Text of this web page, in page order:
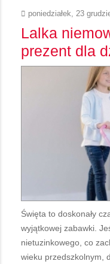
poniedziałek, 23
Lalka
prezent dla
Święta to doskonały
wyjątkowej zabawki.
nietuzinkowego, co
wieku przedszkolnym,